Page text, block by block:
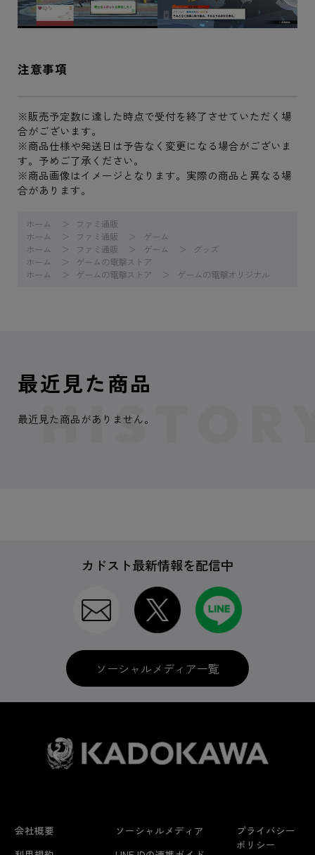
注意事項
※販売予定数に達した時点で受付を終了させていただく場
合がございます。
※商品仕様や発送日は予告なく変更になる場合がございま
す。予めご了承ください。
※商品画像はイメージとなります。実際の商品と異なる場
合があります。
ホーム
ファミ通販
ホーム
ファミ通販
ゲーム
ホーム
ファミ通販 ゲーム
グッズ
ホーム
ゲームの電撃ストア
ホーム
ゲームの電撃ストア ゲームの電撃オリジナル
最近見た商品
最近見た商品がありません。
カドスト最新情報を配信中
ソーシャルメディア一覧
会社概要
ソーシャルメディア
プライバシー
ポリシー